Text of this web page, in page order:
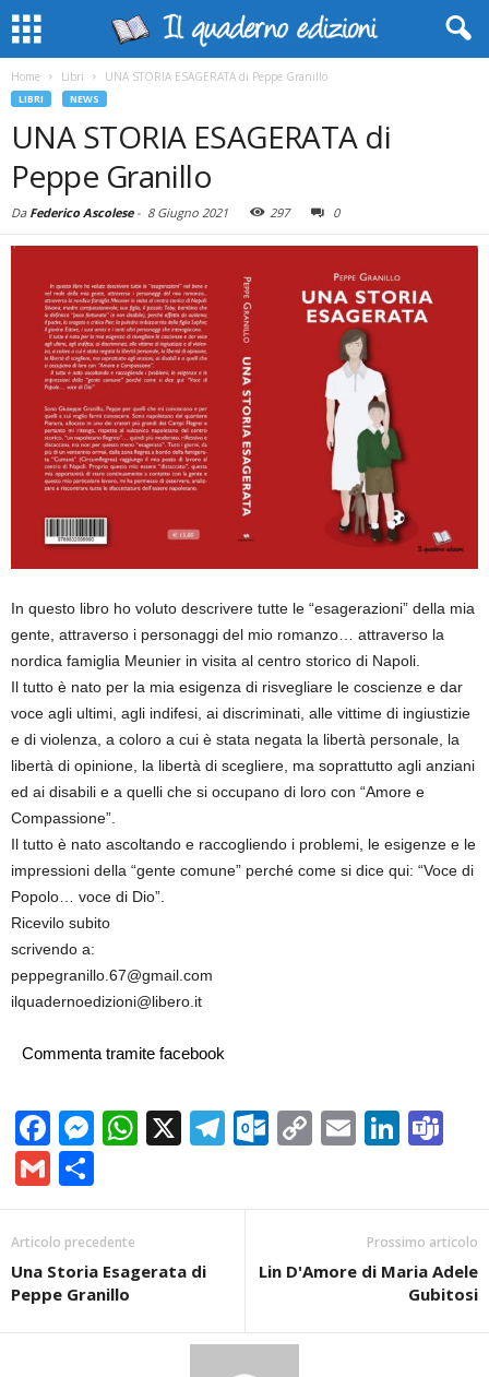
Home Libri UNA STORIA ESAGERATA di Peppe Granillo
LIBRI NEWS
UNA STORIA ESAGERATA di
Peppe Granillo
Da Federico Ascolese- 8 Giugno 2021 297 0
In questo libro ho voluto descrivere tutte le “esagerazioni” della mia
gente, attraverso i personaggi del mio romanzo… attraverso la
nordica famiglia Meunier in visita al centro storico di Napoli.
Il tutto è nato per la mia esigenza di risvegliare le coscienze e dar
voce agli ultimi, agli indifesi, ai discriminati, alle vittime di ingiustizie
e di violenza, a coloro a cui è stata negata la libertà personale, la
libertà di opinione, la libertà di scegliere, ma soprattutto agli anziani
ed ai disabili e a quelli che si occupano di loro con “Amore e
Compassione”.
Il tutto è nato ascoltando e raccogliendo i problemi, le esigenze e le
impressioni della “gente comune” perché come si dice qui: “Voce di
Popolo… voce di Dio”.
Ricevilo subito
scrivendo a:
peppegranillo.67@gmail.com
ilquadernoedizioni@libero.it
Commenta tramite facebook
Facebook
Messenger
WhatsApp
X Telegram
Outlook.com
CopyEmail
Gmail
Articolo precedente
Una Storia Esagerata di
Peppe Granillo
Prossimo articolo
Lin D'Amore di Maria Adele
Gubitosi